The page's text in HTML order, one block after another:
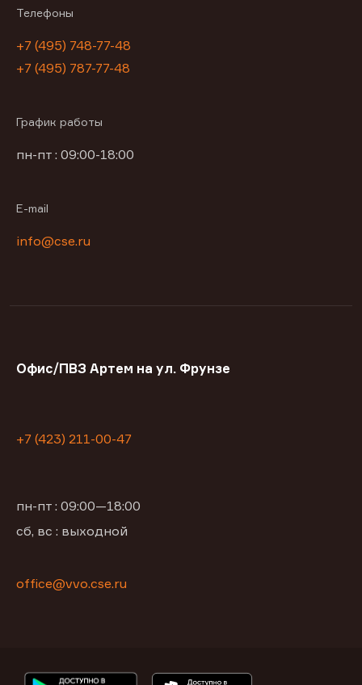
Телефоны
+7 (495) 748-77-48
+7 (495) 787-77-48
График работы
пн-пт : 09:00-18:00
E-mail
info@cse.ru
Офис/ПВЗ Артем на ул. Фрунзе
+7 (423) 211-00-47
пн-пт : 09:00—18:00
сб, вс : выходной
office@vvo.cse.ru